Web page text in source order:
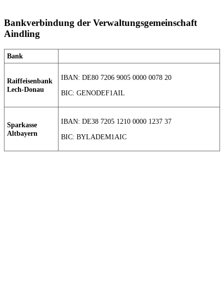
Bankverbindung der Verwaltungsgemeinschaft
Aindling
Bank
Raiffeisenbank
Lech-Donau
IBAN: DE80 7206 9005 0000 0078 20
BIC: GENODEF1AIL
Sparkasse
Altbayern
IBAN: DE38 7205 1210 0000 1237 37
BIC: BYLADEM1AIC